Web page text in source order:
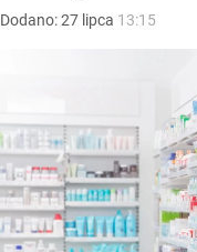
Dodano:27 lipca 13:15